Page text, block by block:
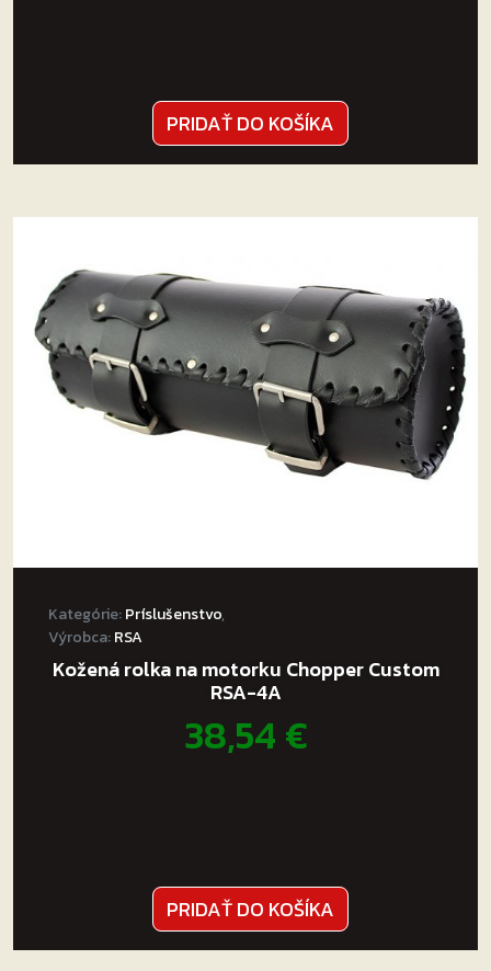
PRIDAŤ DO KOŠÍKA
Kategórie:Príslušenstvo,
Výrobca:RSA
Kožená rolka na motorku Chopper Custom
RSA-4A
38,54€
PRIDAŤ DO KOŠÍKA